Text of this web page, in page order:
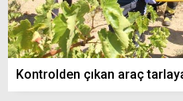
Kontrolden çıkan araç